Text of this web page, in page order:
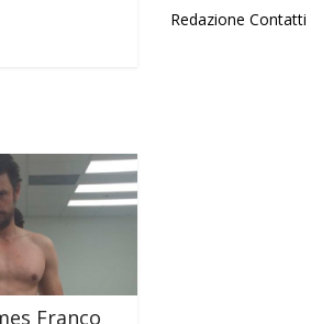
Franco
Redazione Contatti